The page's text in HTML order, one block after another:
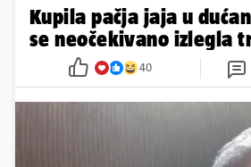
Kupila pačja jaja u
se neočekivano izlegla
40